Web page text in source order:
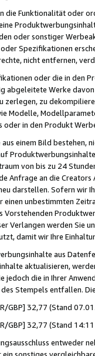
die Funktionalität oder
oder sonstiger
Spezifikationen
nicht entfernen,
oder die in
abgeleitete Werke
zu
Modelle,
oder in den Produkt
einem Bild bestehen,
von bis zu 24
Anfrage an die
darstellen. Sofern wir
unbestimmten
Vorstehenden
Verlangen werden Sie
damit wir Ihre
aus
aktualisieren,
jedoch die in Ihrer
Stempels entfallen.
GBP] 32,77 (Stand
GBP] 32,77 (Stand
entweder
sonstiges